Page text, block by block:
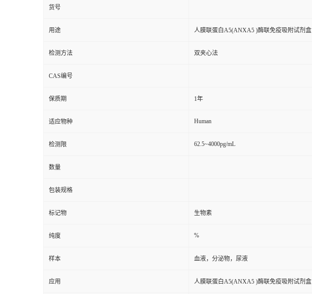
货号
用途 人膜联蛋白A5(ANXA5 )酶联免疫吸附试剂盒
检测方法 双夹心法
CAS编号
保质期 1年
适应物种 Human
检测限 62.5~4000pg/mL
数量
包装规格
标记物 生物素
纯度 %
样本 血液，分泌物，尿液
应用 人膜联蛋白A5(ANXA5 )酶联免疫吸附试剂盒